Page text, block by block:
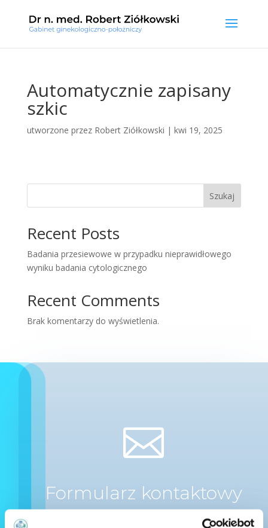
Automatycznie zapisany
szkic
utworzone przez Robert Ziółkowski | kwi 19, 2025
Szukaj
Recent Posts
Badania przesiewowe w przypadku nieprawidłowego
wyniku badania cytologicznego
Recent Comments
Brak komentarzy do wyświetlenia.

Formularz kontaktowy